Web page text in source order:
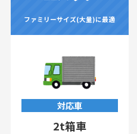
ファミリーサイズ(大量)に最適
対応車
2t箱車